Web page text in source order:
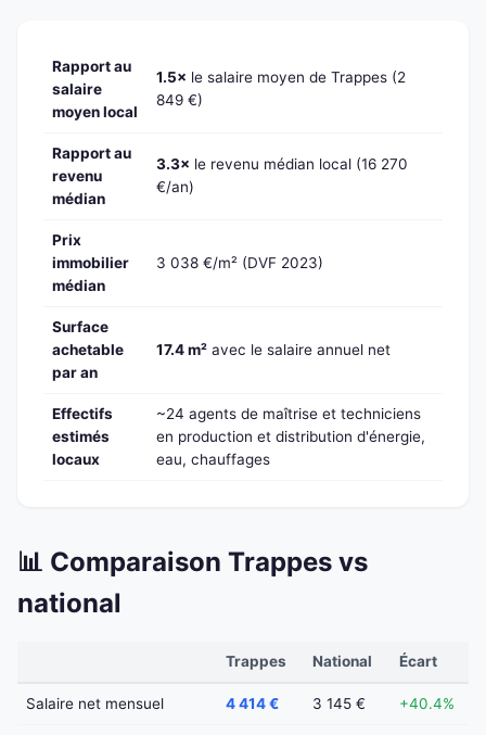
Rapport au
salaire
moyen local
1.5× le salaire moyen de Trappes (2
849 €)
Rapport au
revenu
médian
3.3× le revenu médian local (16 270
€/an)
Prix
immobilier
médian
3 038 €/m² (DVF 2023)
Surface
achetable
par an
17.4 m² avec le salaire annuel net
Effectifs
estimés
locaux
~24 agents de maîtrise et techniciens
en production et distribution d'énergie,
eau, chauffages
📊 Comparaison Trappes vs
national
Trappes National Écart
Salaire net mensuel 4 414 € 3 145 € +40.4%